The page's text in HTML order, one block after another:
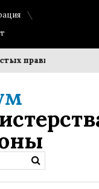
правил гигиены